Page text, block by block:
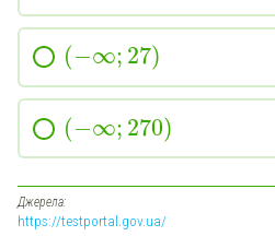
(−∞; 27)
(−∞; 270)
Джерела:
https://testportal.gov.ua/